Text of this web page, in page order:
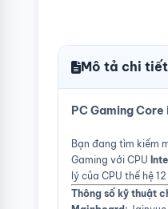
Mô tả chi tiết
PC Gaming
Bạn đang tìm kiếm
Gaming với CPU
lý của CPU thế hệ
Thông số kỹ thuật